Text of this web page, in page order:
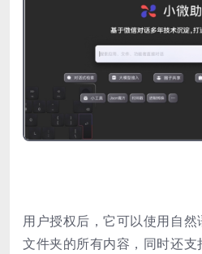
用户授权后，它可以使用自
文件夹的所有内容，同时还支